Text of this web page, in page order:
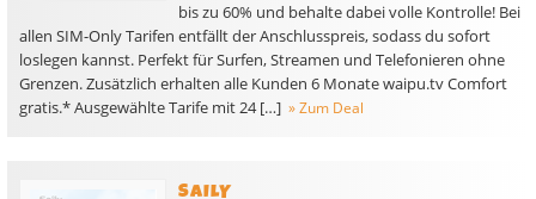
bis zu 60% und behalte dabei volle Kontrolle! Bei
allen SIM-Only Tarifen entfällt der Anschlusspreis, sodass du sofort
loslegen kannst. Perfekt für Surfen, Streamen und Telefonieren ohne
Grenzen. Zusätzlich erhalten alle Kunden 6 Monate waipu.tv Comfort
gratis.* Ausgewählte Tarife mit 24 […] » Zum Deal
SAILY